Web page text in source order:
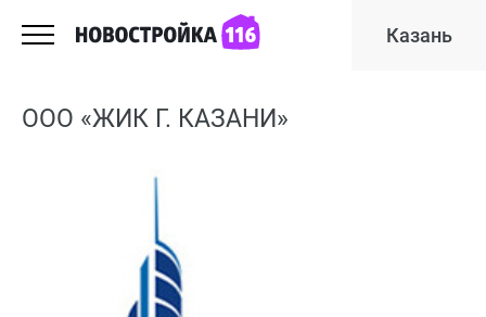
Казань
ООО «ЖИК Г. КАЗАНИ»